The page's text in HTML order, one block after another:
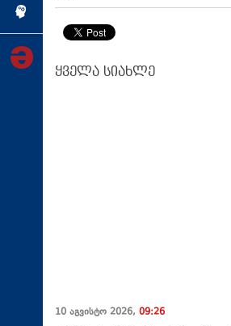
ყველა სიახლე
10 აგვისტო 2026, 09:26